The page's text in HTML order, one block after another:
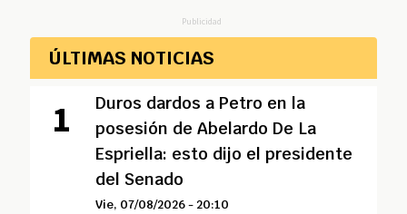
Publicidad
ÚLTIMAS NOTICIAS
Duros dardos a Petro en la
posesión de Abelardo De La
Espriella: esto dijo el presidente
del Senado
Vie, 07/08/2026 - 20:10